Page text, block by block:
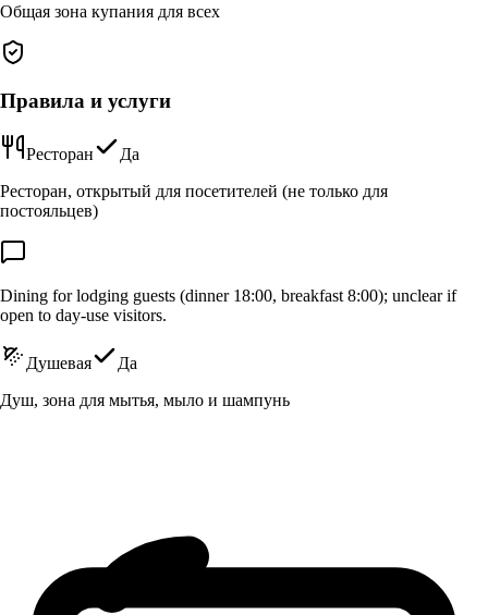
Общая зона купания для всех
Правила и услуги
Ресторан
Да
Ресторан, открытый для посетителей (не только для
постояльцев)
Dining for lodging guests (dinner 18:00, breakfast 8:00); unclear if
open to day-use visitors.
Душевая
Да
Душ, зона для мытья, мыло и шампунь